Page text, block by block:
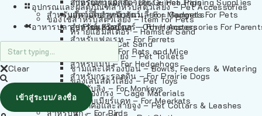
อุปกรณและผลิตภัณฑ์สำหรับสัตว์เลี้ยง – Pet Accessories
ของใช้สำหรับสัตว์เลี้ยง – Item For Pets
ทรายแฮมสเตอร์ – Hamster Sand
ทรายแมว – Cat Sand
ห้องน้ำสัตว์เลี้ยง – Pet Toilets
ชามและเครื่องป้อน – Bowls, Feeders & Watering
ของเล่นสัตว์เลี้ยง – Pet Toys
วัสดุรองกรง – Cage Materials
ปลอกคอและสายจูง – Pet Collars & Leashes
แก็ดเจ็ตสำหรับสัตว์เลี้ยง – Gadgets For Pets
อุปกรณ์เสริมอื่นๆ – Other Accessories For
สำหรับสัตว์เลี้ยงลูกด้วยนม – For Mammals
สำหรับแฮมสเตอร์ – For Hamsters
สำหรับเฟอเรท – For Ferrets
สำหรับหนู – For Rats and Mice
สำหรับเม่น – For Hedgehogs
สำหรับกระรอกดิน – For Prairie Dogs
สำหรับลิง – For Monkeys
สำหรับเมียร์แคท – For Meerkats
สำหรับนก – For Birds
อาหารปลา – Fish Food
Clear
เข้าสู่ระบบ/ลงชื่อ